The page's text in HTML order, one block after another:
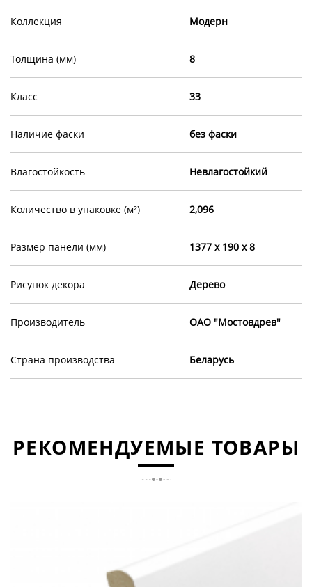
Коллекция Модерн
Толщина (мм) 8
Класс 33
Наличие фаски без фаски
Влагостойкость Невлагостойкий
Количество в упаковке (м²) 2,096
Размер панели (мм) 1377 х 190 х 8
Рисунок декора Дерево
Производитель ОАО "Мостовдрев"
Страна производства Беларусь
РЕКОМЕНДУЕМЫЕ ТОВАРЫ